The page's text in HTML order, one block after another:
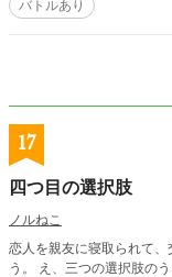
バトルあり
17
四つ目の選択肢
ノルねこ
恋人を親友に寝取られて
う。 え、三つの選択肢の